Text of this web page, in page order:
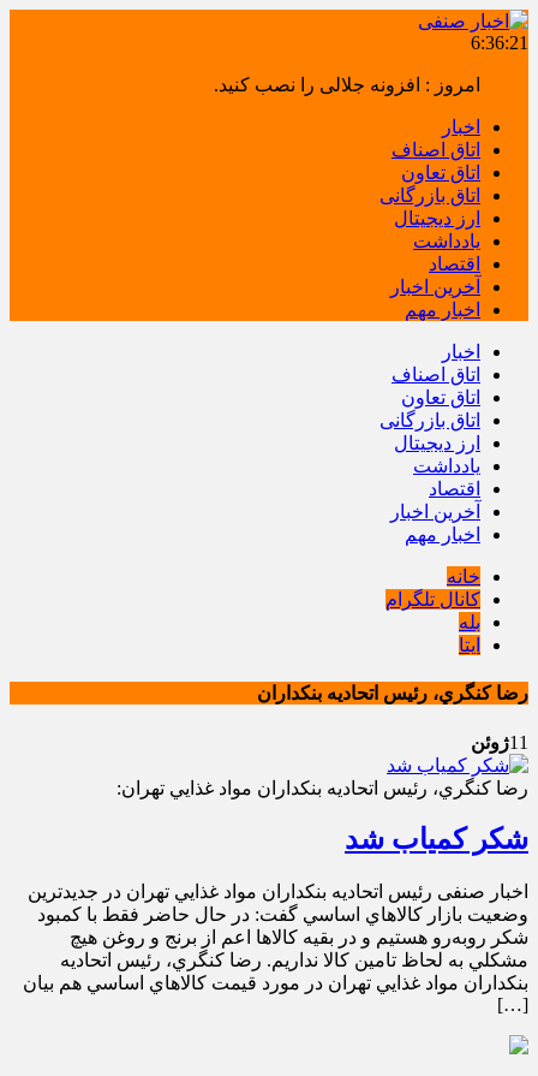
6:36:21
امروز : افزونه جلالی را نصب کنید.
اخبار
اتاق اصناف
اتاق تعاون
اتاق بازرگانی
ارز دیجیتال
یادداشت
اقتصاد
آخرین اخبار
اخبار مهم
اخبار
اتاق اصناف
اتاق تعاون
اتاق بازرگانی
ارز دیجیتال
یادداشت
اقتصاد
آخرین اخبار
اخبار مهم
خانه
کانال تلگرام
بله
ایتا
رضا کنگري، رئيس اتحاديه بنکداران
11ژوئن
رضا کنگري، رئيس اتحاديه بنکداران مواد غذايي تهران:
شکر کمیاب شد
اخبار صنفی رئيس اتحاديه بنکداران مواد غذايي تهران در جديدترين
وضعيت بازار کالاهاي اساسي گفت: در حال حاضر فقط با کمبود
شکر روبه‌رو هستيم و در بقيه کالاها اعم از برنج و روغن هيچ
مشکلي به لحاظ تامين کالا نداريم. رضا کنگري، رئيس اتحاديه
بنکداران مواد غذايي تهران در مورد قيمت کالاهاي اساسي هم بيان
[…]